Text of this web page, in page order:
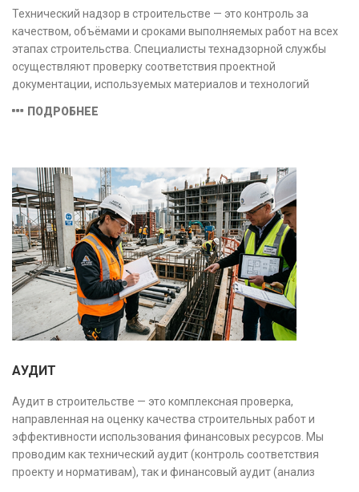
Технический надзор в строительстве — это контроль за
качеством, объёмами и сроками выполняемых работ на всех
этапах строительства. Специалисты технадзорной службы
осуществляют проверку соответствия проектной
документации, используемых материалов и технологий
безопасность и надёжность объекта.
ПОДРОБНЕЕ
АУДИТ
Аудит в строительстве — это комплексная проверка,
направленная на оценку качества строительных работ и
эффективности использования финансовых ресурсов. Мы
проводим как технический аудит (контроль соответствия
проекту и нормативам), так и финансовый аудит (анализ